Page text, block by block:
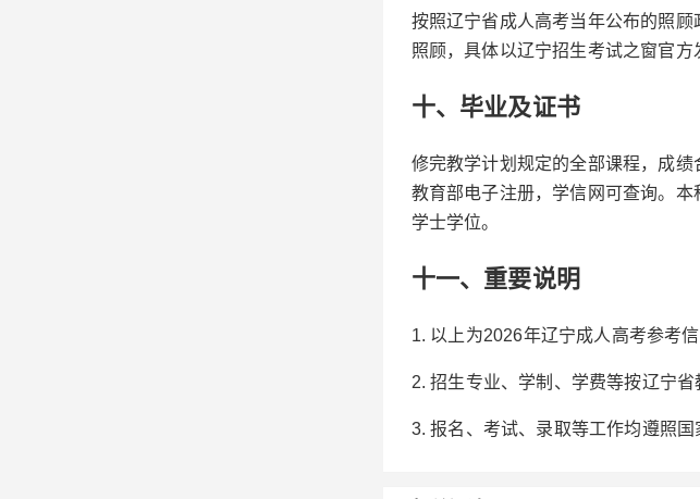
按照辽宁省成人高考当年公布的照
照顾，具体以辽宁招生考试之窗官方
十、毕业及证书
修完教学计划规定的全部课程，成绩
教育部电子注册，学信网可查询。
学士学位。
十一、重要说明
1. 以上为2026年辽宁成人高考参考
2. 招生专业、学制、学费等按辽宁
3. 报名、考试、录取等工作均遵照国